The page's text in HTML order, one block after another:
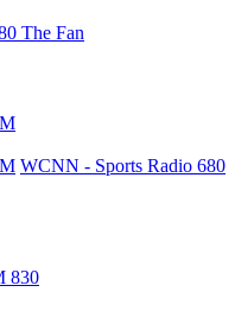
The Fan
WCNN - Sports Radio 680
830